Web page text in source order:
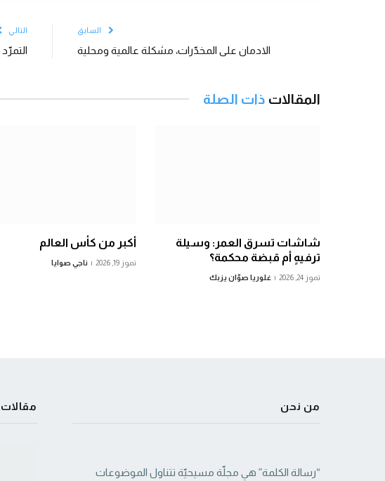
السابق
الادمان على المخدّرات، مشكلة عالمية ومحلية
التالي
المقالات ذات الصلة
شاشات تسرق العمر: وسيلة
ترفيهٍ أم قبضة محكمة؟
تموز 24, 2026 غلوريا صوّان يزبك
أكبر من كأس العالم
تموز 19, 2026 ناجي صوايا
من نحن
“رسالة الكلمة” هي مجلّة مسيحيّة تتناول الموضوعات